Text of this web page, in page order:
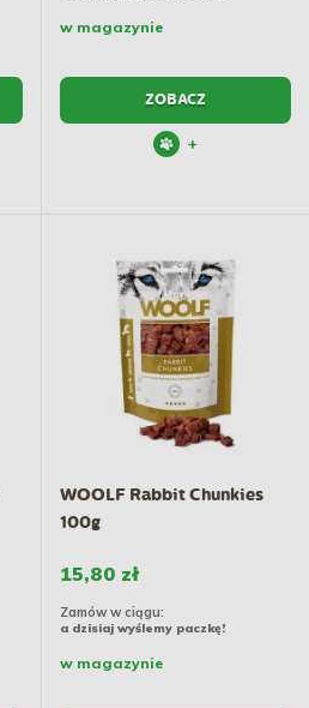
w magazynie
ZOBACZ
+
WOOLF Rabbit Chunkies
100g
15,80 zł
Zamów w ciągu:
a dzisiaj wyślemy paczkę!
w magazynie